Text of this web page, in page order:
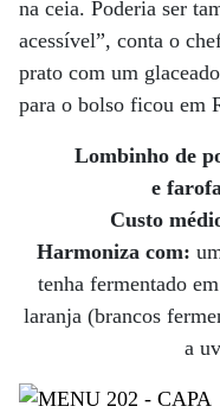
na ceia. Poderia ser
acessível”, conta o
prato com um
para o bolso ficou em
Lombinho de
e
Custo
Harmoniza com:
tenha fermentado
laranja (brancos
a